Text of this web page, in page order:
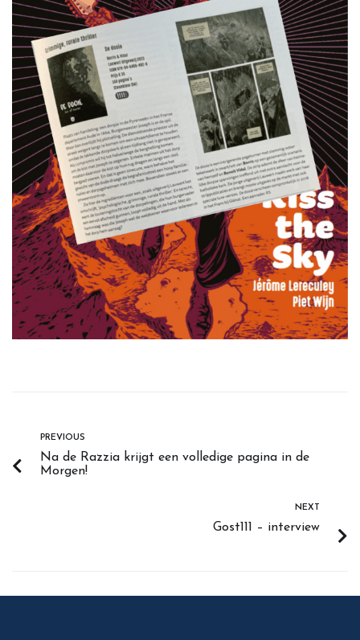
PREVIOUS
Na de Razzia krijgt een volledige pagina in de
Morgen!
NEXT
Gost111 – interview